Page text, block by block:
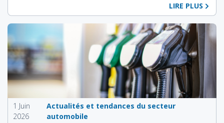
LIRE PLUS
1 Juin
2026
Actualités et tendances du secteur
automobile